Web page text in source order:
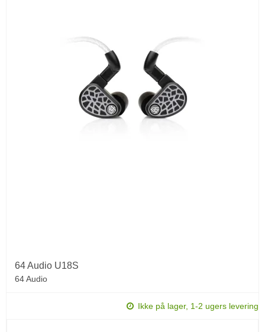
64 Audio U18S
64 Audio
Ikke på lager, 1-2 ugers levering